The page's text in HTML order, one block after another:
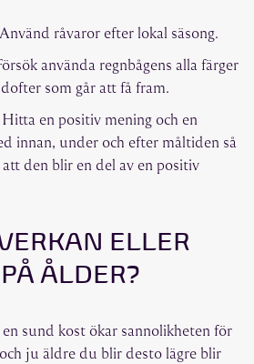
råvaror efter lokal säsong.
använda regnbågens alla färger
som går att få fram.
en positiv mening och en
innan, under och efter måltiden så
den blir en del av en positiv
ELLER
ÅLDER?
sund kost ökar sannolikheten för
ju äldre du blir desto lägre blir